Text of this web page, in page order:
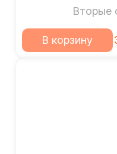
Вторые
В корзину